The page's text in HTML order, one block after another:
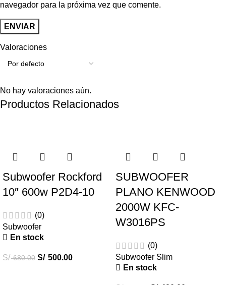
Valoraciones
No hay valoraciones aún.
navegador para la próxima vez que comente.
Productos Relacionados
Subwoofer Rockford
10″ 600w P2D4-10
(0)
Subwoofer
En stock
S/680.00 S/ 500.00
SUBWOOFER
PLANO KENWOOD
2000W KFC-
W3016PS
(0)
Subwoofer Slim
En stock